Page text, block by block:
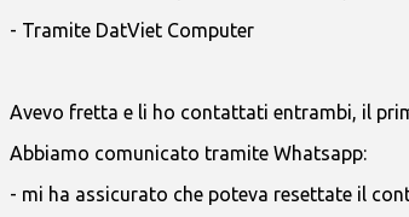
- Tramite DatViet Computer
Avevo fretta e li ho contattati entrambi, il
Abbiamo comunicato tramite Whatsapp:
- mi ha assicurato che poteva resettate il